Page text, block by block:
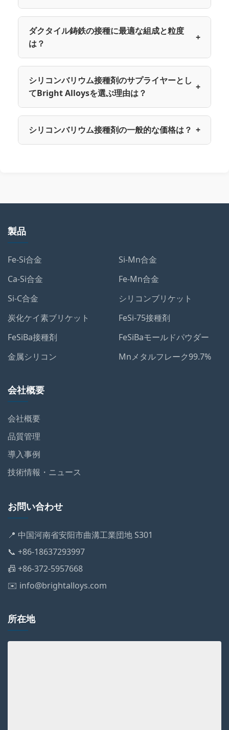
ダクタイル鋳鉄の接種に最適な組成と粒度
は？
+
シリコンバリウム接種剤のサプライヤーとし
てBright Alloysを選ぶ理由は？
+
シリコンバリウム接種剤の一般的な価格は？ +
製品
Fe-Si合金
Si-Mn合金
Ca-Si合金
Fe-Mn合金
Si-C合金
シリコンブリケット
炭化ケイ素ブリケット
FeSi-75接種剤
FeSiBa接種剤
FeSiBaモールドパウダー
金属シリコン
Mnメタルフレーク99.7%
会社概要
会社概要
品質管理
導入事例
技術情報・ニュース
お問い合わせ
📍 中国河南省安阳市曲溝工業団地 S301
📞 +86-18637293997
📠 +86-372-5957668
✉️ info@brightalloys.com
所在地